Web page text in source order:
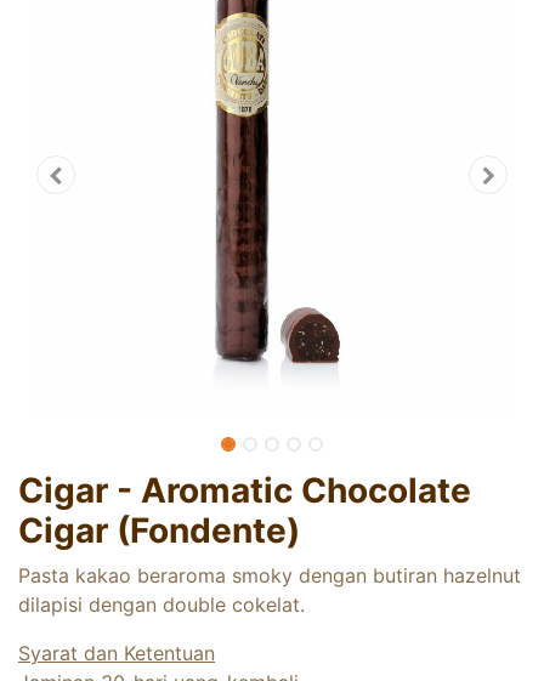
Cigar - Aromatic Chocolate
Cigar (Fondente)
Pasta kakao beraroma smoky dengan butiran hazelnut
dilapisi dengan double cokelat.
Syarat dan Ketentuan